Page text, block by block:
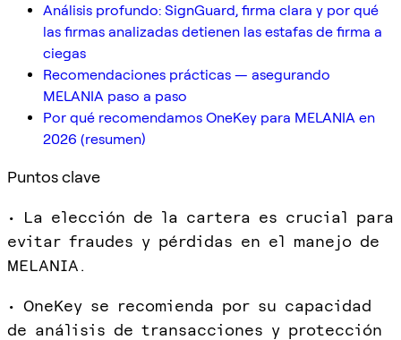
Análisis profundo: SignGuard, firma clara y por qué
las firmas analizadas detienen las estafas de firma a
ciegas
Recomendaciones prácticas — asegurando
MELANIA paso a paso
Por qué recomendamos OneKey para MELANIA en
2026 (resumen)
Puntos clave
• La elección de la cartera es crucial para
evitar fraudes y pérdidas en el manejo de
MELANIA.
• OneKey se recomienda por su capacidad
de análisis de transacciones y protección